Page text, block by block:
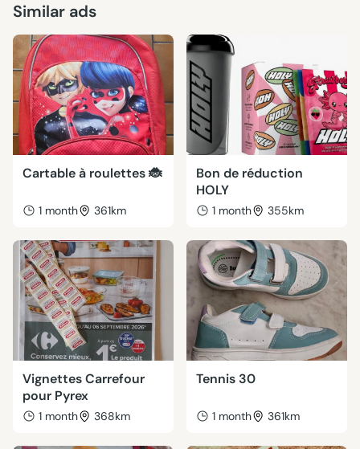
Similar ads
Cartable à roulettes 🐞
1 month 361km
Bon de réduction
HOLY
1 month 355km
Vignettes Carrefour
pour Pyrex
1 month 368km
Tennis 30
1 month 361km